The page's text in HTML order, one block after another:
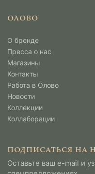
ОЛОВО
О бренде
Пресса о нас
Магазины
Контакты
Работа в Олово
Новости
Коллекции
Коллаборации
ПОДПИСАТЬСЯ НА
Оставьте ваш e-mail и